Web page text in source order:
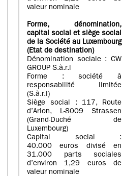
valeur nominale
Forme, dénomination,
capital social et siège social
de la Société au Luxembourg
(Etat de destination)
Dénomination sociale : CW
GROUP S.à.r.l
Forme : société à
responsabilité limitée
(S.à.r.l)
Siège social : 117, Route
d’Arlon, L-8009 Strassen
(Grand-Duché de
Luxembourg)
Capital social :
40.000 euros divisé en
31.000 parts sociales
d’environ 1,29 euros de
valeur nominale